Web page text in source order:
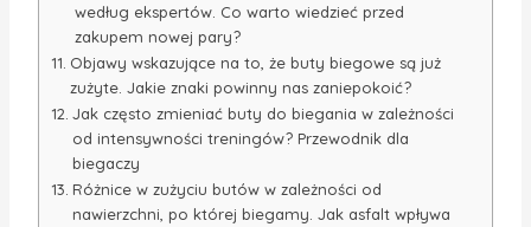
według ekspertów. Co warto wiedzieć przed
zakupem nowej pary?
Objawy wskazujące na to, że buty biegowe są już
zużyte. Jakie znaki powinny nas zaniepokoić?
Jak często zmieniać buty do biegania w zależności
od intensywności treningów? Przewodnik dla
biegaczy
Różnice w zużyciu butów w zależności od
nawierzchni, po której biegamy. Jak asfalt wpływa